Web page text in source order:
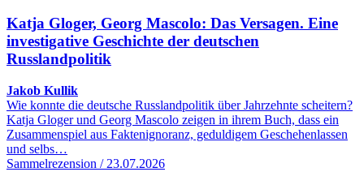
Katja Gloger, Georg Mascolo: Das Versagen. Eine
investigative Geschichte der deutschen
Russlandpolitik
Jakob Kullik
Wie konnte die deutsche Russlandpolitik über Jahrzehnte scheitern?
Katja Gloger und Georg Mascolo zeigen in ihrem Buch, dass ein
Zusammenspiel aus Faktenignoranz, geduldigem Geschehenlassen
und selbs…
Sammelrezension / 23.07.2026